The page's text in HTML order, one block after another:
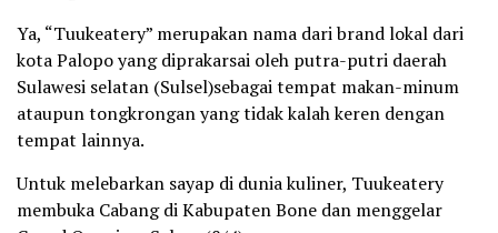
Ya, “Tuukeatery” merupakan nama dari brand lokal dari
kota Palopo yang diprakarsai oleh putra-putri daerah
Sulawesi selatan (Sulsel)sebagai tempat makan-minum
ataupun tongkrongan yang tidak kalah keren dengan
tempat lainnya.
Untuk melebarkan sayap di dunia kuliner, Tuukeatery
membuka Cabang di Kabupaten Bone dan menggelar